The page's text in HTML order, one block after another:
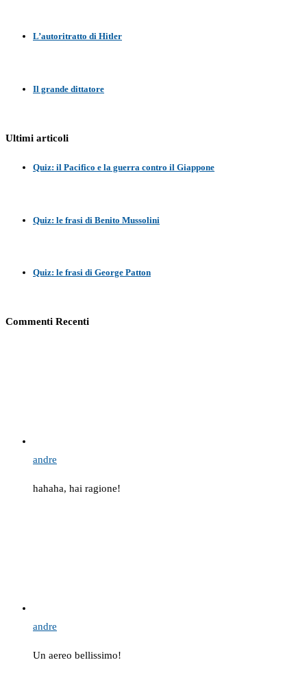
L’autoritratto di Hitler
Il grande dittatore
Ultimi articoli
Quiz: il Pacifico e la guerra contro il Giappone
Quiz: le frasi di Benito Mussolini
Quiz: le frasi di George Patton
Commenti Recenti
andre
hahaha, hai ragione!
andre
Un aereo bellissimo!